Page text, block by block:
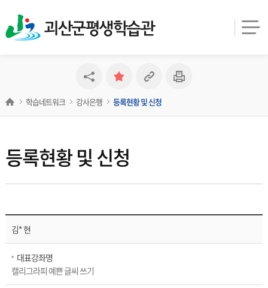
괴산군평생학습관
등록현황 및 신청
학습네트워크 강사은행 등록현황 및 신청
김* 현
대표강좌명
캘리그라피 예쁜 글씨 쓰기